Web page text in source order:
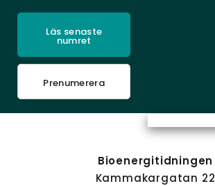
Läs senaste
numret
Prenumerera
Bioenergitidningen
Kammakargatan 22